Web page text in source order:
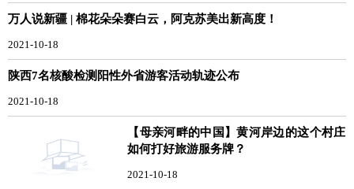
万人说新疆 | 棉花朵朵赛白云，阿克苏美出新高度！
2021-10-18
陕西7名核酸检测阳性外省游客活动轨迹公布
2021-10-18
【母亲河畔的中国】黄河岸边的这个村庄
如何打好旅游服务牌？
2021-10-18